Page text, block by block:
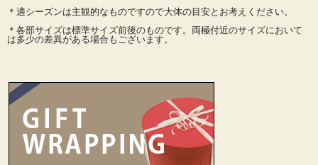
＊適シーズンは主観的なものですので大体の目安とお考えください。
＊各部サイズは標準サイズ前後のものです。両極付近のサイズにおいて
は多少の差異がある場合もございます。